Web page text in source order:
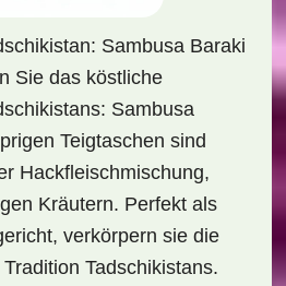
Sambusa Baraki
Sie das köstliche
Sambusa
Teigtaschen sind
Hackfleischmischung,
Kräutern. Perfekt als
verkörpern sie die
Tadschikistans.